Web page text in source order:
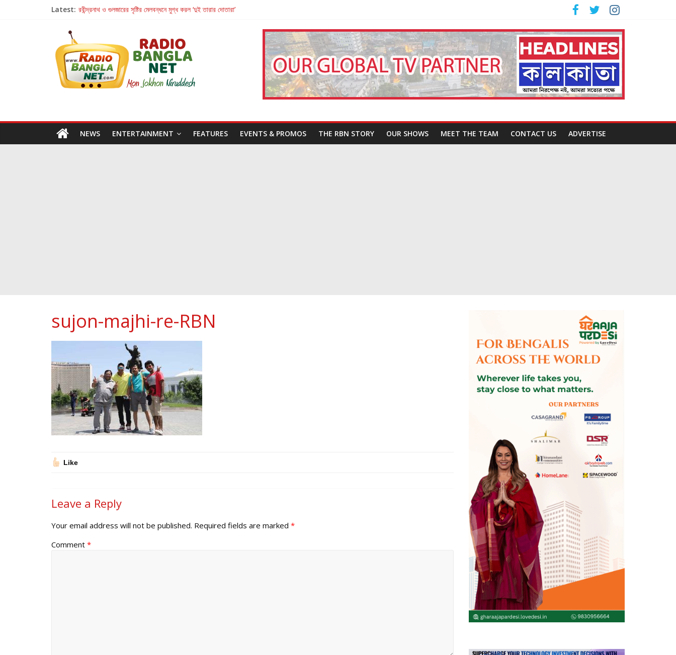
Latest: রবীন্দ্রনাথ ও গুলজারের সৃষ্টির মেলবন্ধনে মুগ্ধ করল ‘দুই তারার দোতারা’
Retribution: A Thought-Provoking Short Film That Challenges Our Understanding of Justice
হাওয়া বদলের টলিউডে ‘তুমি এলে তাই’
NEWS ENTERTAINMENT FEATURES EVENTS & PROMOS THE RBN STORY OUR SHOWS MEET THE TEAM CONTACT US ADVERTISE
sujon-majhi-re-RBN
Like
Leave a Reply
Your email address will not be published. Required fields are marked *
Comment *